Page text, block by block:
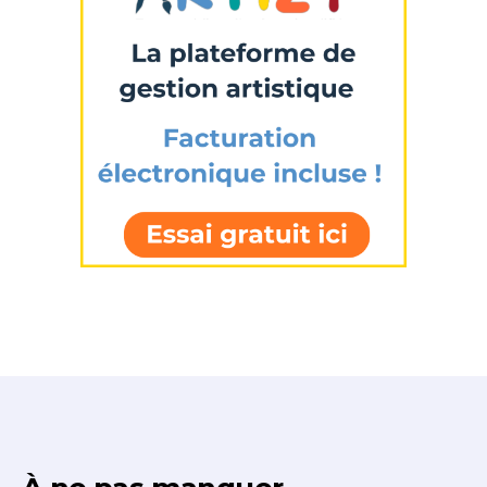
J'accepte lestermes et conditions
* Champ obligatoire